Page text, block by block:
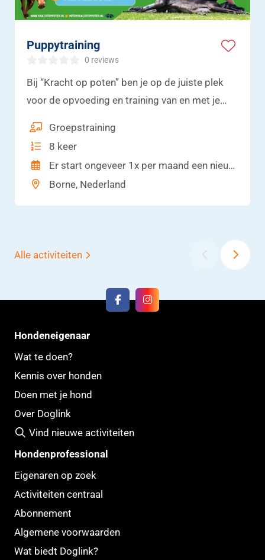
Puppytraining
0 reviews
Bij “Kracht op poten” ben je op de juiste plek
voor de opvoeding en training van en met je
impulscontrole, verzorging en plezier! Ik
begeleid jou en je familie bij de opvoeding van
je pup.
Groepstraining
8 keer
Er start ongeveer 1x per maand een nieuwe pupgroep.
Borne, Nederland
Alle activiteiten ‹ ›
Hondeneigenaar
Wat te doen?
Kennis over honden
Doen met je hond
Over Doglink
Vind nieuwe activiteiten
Hondenprofessional
Eigenaren op zoek
Activiteiten centraal
Abonnement
Algemene voorwaarden
Wat biedt Doglink?